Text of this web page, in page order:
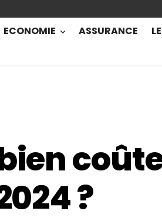
ECONOMIE ASSURANCE
?